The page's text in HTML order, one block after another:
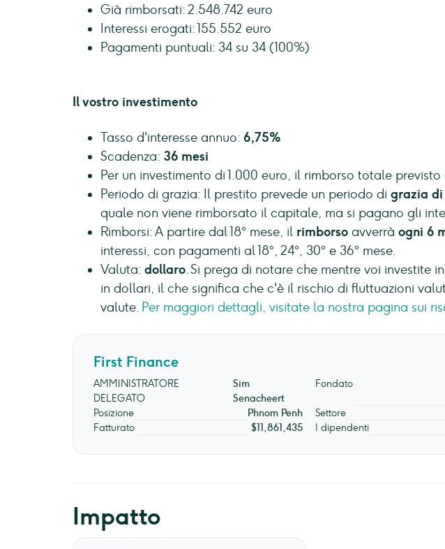
Già rimborsati: 2.548.742 euro
Interessi erogati: 155.552 euro
Pagamenti puntuali: 34 su 34 (100%)
Il vostro investimento
Tasso d'interesse annuo: 6,75%
Scadenza: 36 mesi
Per un investimento di 1.000 euro, il rimborso totale previsto
Periodo di grazia: Il prestito prevede un periodo di grazia di
quale non viene rimborsato il capitale, ma si pagano gli
Rimborsi: A partire dal 18° mese, il rimborso avverrà ogni 6
interessi, con pagamenti al 18°, 24°, 30° e 36° mese.
Valuta: dollaro. Si prega di notare che mentre voi investite
in dollari, il che significa che c'è il rischio di fluttuazioni
valute. Per maggiori dettagli, visitate la nostra pagina sui
First Finance
AMMINISTRATORE
DELEGATO
Sim
Senacheert
Fondato
Posizione Phnom Penh Settore
Fatturato
$11,861,435 I dipendenti
Impatto